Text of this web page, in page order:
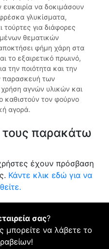
να δοκιμάσουν
γλυκίσματα,
για διάφορες
θεματικών
φήμη χάρη στα
το εξαιρετικό πρωινό,
την ποιότητα και την
παρασκευή των
αγνών υλικών και
καθιστούν τον φούρνο
αγορά.
τους παρακάτω
έχουν πρόσβαση
Κάντε κλικ εδώ για να
σας?
μπορείτε να λάβετε το